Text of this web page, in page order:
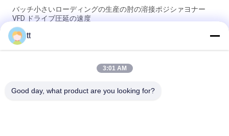
シ
ー
バッチ小さいローディングの生産の肘の溶接ポジシァヨナー
VFD ドライブ圧延の速度
横の自動溶接のポジシァヨナー、3 トンの溶接ポジシァヨナー
の Turing のテーブル
溶接されるか、のための C のタイプ倍のコラムの持ち上がる溶
tt
3:01 AM
Good day, what product are you looking for?